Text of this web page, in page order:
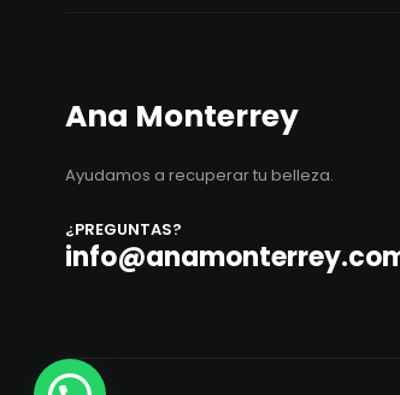
Ana Monterrey
Ayudamos a recuperar tu belleza.
¿PREGUNTAS?